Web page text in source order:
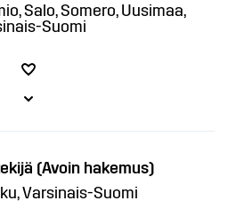
Salo, Somero, Uusimaa,
Suomi
(Avoin hakemus)
Varsinais-Suomi